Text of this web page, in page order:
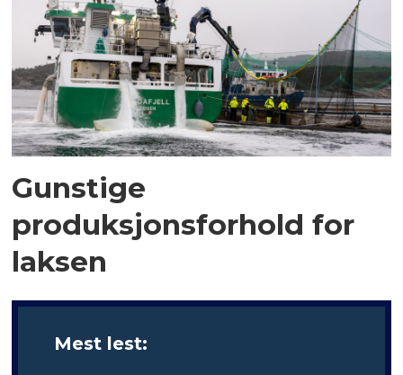
Gunstige
produksjonsforhold for
laksen
Mest lest: